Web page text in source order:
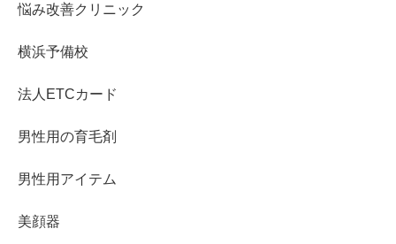
悩み改善クリニック
横浜予備校
法人ETCカード
男性用の育毛剤
男性用アイテム
美顔器